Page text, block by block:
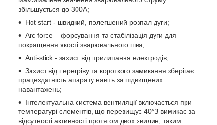
збільшується до 300А;
Hot start - швидкий, полегшений розпал дуги;
Arc force – форсування та стабілізація дуги для
покращення якості зварювального шва;
Anti-stick - захист від прилипання електродів;
Захист від перегріву та короткого замикання зберігає
працездатність апарату навіть за підвищених
навантажень;
Інтелектуальна система вентиляції включається при
температурі елементів, що перевищує 40°З вимикає за
відсутності активності протягом двох хвилин, таким